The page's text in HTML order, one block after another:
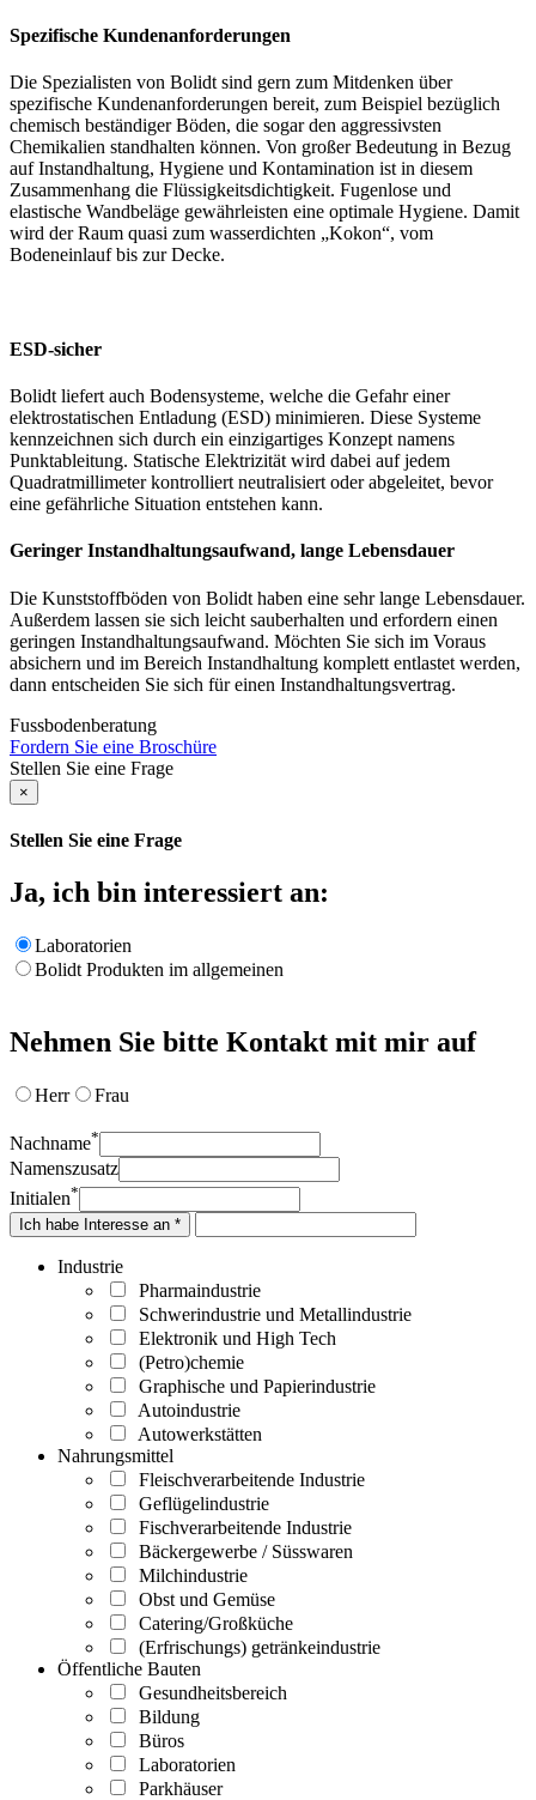
Spezifische Kundenanforderungen
Die Spezialisten von Bolidt sind gern zum Mitdenken über
spezifische Kundenanforderungen bereit, zum Beispiel bezüglich
chemisch beständiger Böden, die sogar den aggressivsten
Chemikalien standhalten können. Von großer Bedeutung in Bezug
auf Instandhaltung, Hygiene und Kontamination ist in diesem
Zusammenhang die Flüssigkeitsdichtigkeit. Fugenlose und
elastische Wandbeläge gewährleisten eine optimale Hygiene. Damit
wird der Raum quasi zum wasserdichten „Kokon“, vom
Bodeneinlauf bis zur Decke.
ESD-sicher
Bolidt liefert auch Bodensysteme, welche die Gefahr einer
elektrostatischen Entladung (ESD) minimieren. Diese Systeme
kennzeichnen sich durch ein einzigartiges Konzept namens
Punktableitung. Statische Elektrizität wird dabei auf jedem
Quadratmillimeter kontrolliert neutralisiert oder abgeleitet, bevor
eine gefährliche Situation entstehen kann.
Geringer Instandhaltungsaufwand, lange Lebensdauer
Die Kunststoffböden von Bolidt haben eine sehr lange Lebensdauer.
Außerdem lassen sie sich leicht sauberhalten und erfordern einen
geringen Instandhaltungsaufwand. Möchten Sie sich im Voraus
absichern und im Bereich Instandhaltung komplett entlastet werden,
dann entscheiden Sie sich für einen Instandhaltungsvertrag.
Fussbodenberatung
Fordern Sie eine Broschüre
Stellen Sie eine Frage
×
Stellen Sie eine Frage
Ja, ich bin interessiert an:
Laboratorien
Bolidt Produkten im allgemeinen
Nehmen Sie bitte Kontakt mit mir auf
Herr Frau
Nachname*
Namenszusatz
Initialen*
Ich habe Interesse an *
Industrie
Pharmaindustrie
Schwerindustrie und Metallindustrie
Elektronik und High Tech
(Petro)chemie
Graphische und Papierindustrie
Autoindustrie
Autowerkstätten
Nahrungsmittel
Fleischverarbeitende Industrie
Geflügelindustrie
Fischverarbeitende Industrie
Bäckergewerbe / Süsswaren
Milchindustrie
Obst und Gemüse
Catering/Großküche
(Erfrischungs) getränkeindustrie
Öffentliche Bauten
Gesundheitsbereich
Bildung
Büros
Laboratorien
Parkhäuser